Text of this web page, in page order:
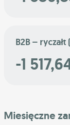
B2B – ryczałt
-1
Miesięczne